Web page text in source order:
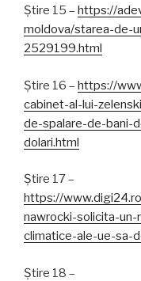
Știre 15 – https://
moldova/starea-de-
2529199.html
Știre 16 – https://
cabinet-al-lui-
de-spalare-de-bani-
dolari.html
Știre 17 –
https://
nawrocki-solicita-
climatice-ale-ue-sa-
Știre 18 –